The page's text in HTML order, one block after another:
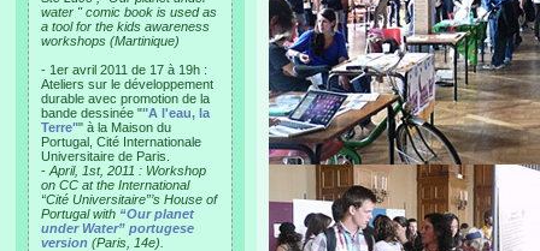
water " comic book is used as
a tool for the kids awareness
workshops (Martinique)
- 1er avril 2011 de 17 à 19h :
Ateliers sur le développement
durable avec promotion de la
bande dessinée ""A l'eau, la
Terre"" à la Maison du
Portugal, Cité Internationale
Universitaire de Paris.
- April, 1st, 2011 : Workshop
on CC at the International
“Cité Universitaire”’s House of
Portugal with “Our planet
under Water” portugese
version (Paris, 14e).